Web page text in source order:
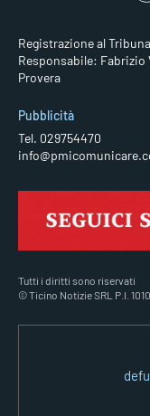
Registrazione al
Responsabile: Fabrizio
Provera
Pubblicità
Tel. 029754470
Tutti i diritti sono riservati
© Ticino Notizie SRL P.I.